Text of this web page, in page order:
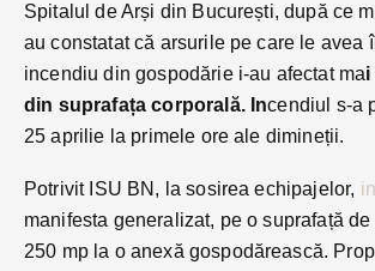
Spitalul de Arși din București, după ce
au constatat că arsurile pe care le avea
incendiu din gospodărie i-au afectat mai
din suprafața corporală. Incendiul s-a
25 aprilie la primele ore ale dimineții.
Potrivit ISU BN, la sosirea echipajelor,
manifesta generalizat, pe o suprafață
250 mp la o anexă gospodărească.